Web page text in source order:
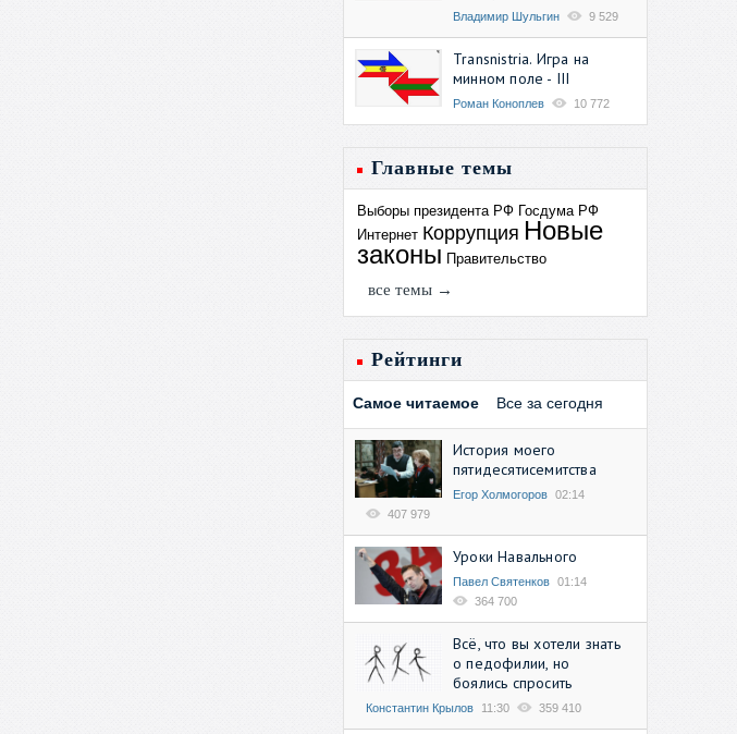
Владимир Шульгин 9 529
Transnistria. Игра на
минном поле - III
Роман Коноплев 10 772
Главные темы
Выборы президента РФ Госдума РФ
Интернет Коррупция Новые
законы Правительство
все темы →
Рейтинги
Самое читаемое Все за сегодня
История моего
пятидесятисемитства
Егор Холмогоров 02:14
407 979
Уроки Навального
Павел Святенков 01:14
364 700
Всё, что вы хотели знать
о педофилии, но
боялись спросить
Константин Крылов 11:30 359 410